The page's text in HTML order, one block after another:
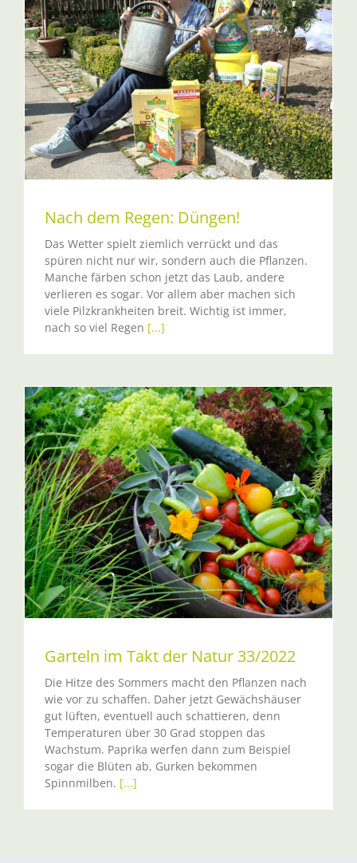
Nach dem Regen: Düngen!
Das Wetter spielt ziemlich verrückt und das
spüren nicht nur wir, sondern auch die Pflanzen.
Manche färben schon jetzt das Laub, andere
verlieren es sogar. Vor allem aber machen sich
viele Pilzkrankheiten breit. Wichtig ist immer,
nach so viel Regen [...]
Garteln im Takt der Natur 33/2022
Die Hitze des Sommers macht den Pflanzen nach
wie vor zu schaffen. Daher jetzt Gewächshäuser
gut lüften, eventuell auch schattieren, denn
Temperaturen über 30 Grad stoppen das
Wachstum. Paprika werfen dann zum Beispiel
sogar die Blüten ab, Gurken bekommen
Spinnmilben. [...]